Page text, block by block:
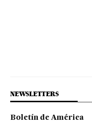
NEWSLETTERS
Boletín de América